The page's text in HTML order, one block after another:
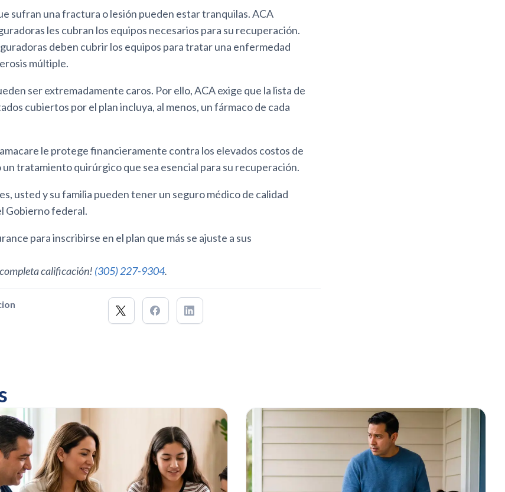
sufran una fractura o lesión pueden estar tranquilas. ACA
les cubran los equipos necesarios para su recuperación.
deben cubrir los equipos para tratar una enfermedad
múltiple.
ser extremadamente caros. Por ello, ACA exige que la lista de
cubiertos por el plan incluya, al menos, un fármaco de cada
le protege financieramente contra los elevados costos de
un tratamiento quirúrgico que sea esencial para su recuperación.
usted y su familia pueden tener un seguro médico de calidad
Gobierno federal.
para inscribirse en el plan que más se ajuste a sus
calificación! (305) 227-9304.